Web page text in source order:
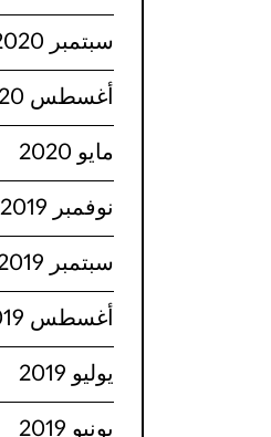
سبتمبر 2020
أغسطس 2020
مايو 2020
نوفمبر 2019
سبتمبر 2019
أغسطس 2019
يوليو 2019
يونيو 2019